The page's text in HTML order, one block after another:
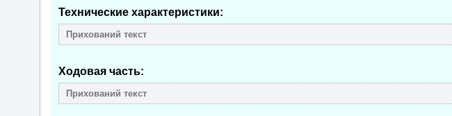
Технические характеристики:
Ходовая часть: